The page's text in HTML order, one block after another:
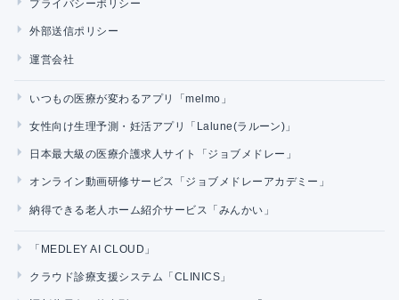
プライバシーポリシー
外部送信ポリシー
運営会社
いつもの医療が変わるアプリ「melmo」
女性向け生理予測・妊活アプリ「Lalune(ラルーン)」
日本最大級の医療介護求人サイト「ジョブメドレー」
オンライン動画研修サービス「ジョブメドレーアカデミー」
納得できる老人ホーム紹介サービス「みんかい」
「MEDLEY AI CLOUD」
クラウド診療支援システム「CLINICS」